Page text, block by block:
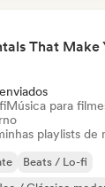
Música para
playlists de
Beats / Lo-fi